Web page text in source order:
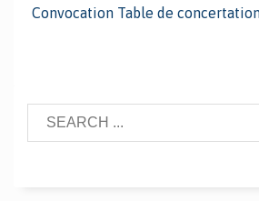
Convocation Table de